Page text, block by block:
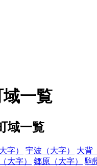
一覧
域一覧
字） 宇波（大字）
大背
大字） 郷原（大字）
駒